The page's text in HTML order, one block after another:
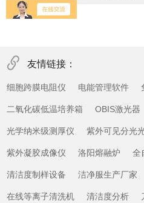
友情链接：
细胞跨膜电阻仪 电能管理软件
二氧化碳低温培养箱 OBIS激光器
光学纳米级测厚仪 紫外可见分光
紫外凝胶成像仪 洛阳熔融炉 全
清洁度制样设备 洁净服生产厂家
在线等离子清洗机 清洁度分析